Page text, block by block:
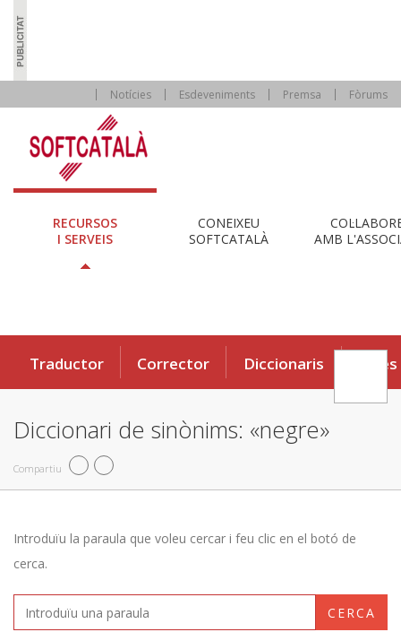
Notícies Esdeveniments Premsa Fòrums
RECURSOS
I SERVEIS
CONEIXEU
SOFTCATALÀ
AMB
Traductor Corrector Diccionaris Eines
Diccionari de sinònims: «negre»
Compartiu
Introduïu la paraula que voleu cercar i feu clic en el botó de
cerca.
CERCA